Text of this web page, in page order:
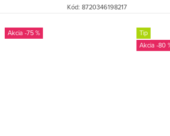
Kód: 8720346198217
-75 %
Tip
-80